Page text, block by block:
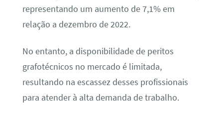
representando um aumento de 7,1% em
relação a dezembro de 2022.
No entanto, a disponibilidade de peritos
grafotécnicos no mercado é limitada,
resultando na escassez desses profissionais
para atender à alta demanda de trabalho.